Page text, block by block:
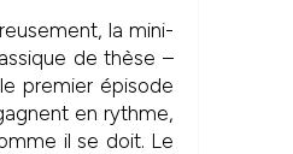
la mini-
de thèse –
premier épisode
en rythme,
il se doit. Le